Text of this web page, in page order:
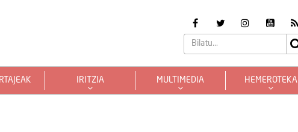
IRITZIA MULTIMEDIA HEMEROTEKA